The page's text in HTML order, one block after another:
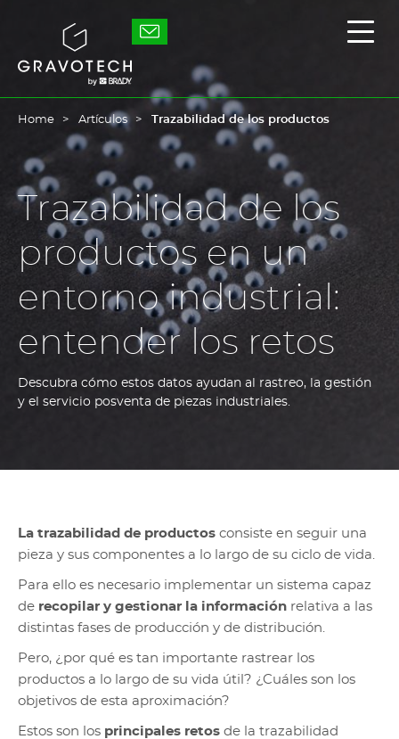
Gravotech
Home Artículos Trazabilidad de los productos
Trazabilidad de los
productos en un
entorno industrial:
entender los retos
Descubra cómo estos datos ayudan al rastreo, la gestión
y el servicio posventa de piezas industriales.
La trazabilidad de productos consiste en seguir una
pieza y sus componentes a lo largo de su ciclo de vida.
Para ello es necesario implementar un sistema capaz
de recopilar y gestionar la información relativa a las
distintas fases de producción y de distribución.
Pero, ¿por qué es tan importante rastrear los
productos a lo largo de su vida útil? ¿Cuáles son los
objetivos de esta aproximación?
Estos son los principales retos de la trazabilidad